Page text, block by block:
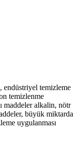
endüstriyel temizleme
temizlenme
maddeler alkalin, nötr
büyük miktarda
uygulanması